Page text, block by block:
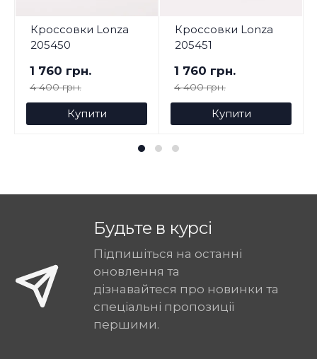
Кроссовки Lonza
205450
1 760 грн.
4 400 грн.
Купити
Кроссовки Lonza
205451
1 760 грн.
4 400 грн.
Купити
Будьте в курсі
Підпишіться на останні
оновлення та
дізнавайтеся про новинки та
спеціальні пропозиції
першими.